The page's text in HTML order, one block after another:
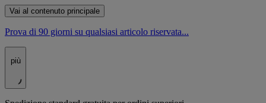
Vai al contenuto principale
Prova di 90 giorni su qualsiasi articolo riservata...
più